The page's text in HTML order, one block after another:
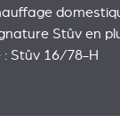
Stûv en
: Stûv 16/78-H